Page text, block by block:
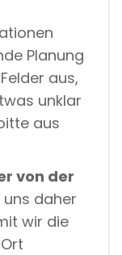
Planung
aus,
unklar
aus
von der
uns daher
wir die